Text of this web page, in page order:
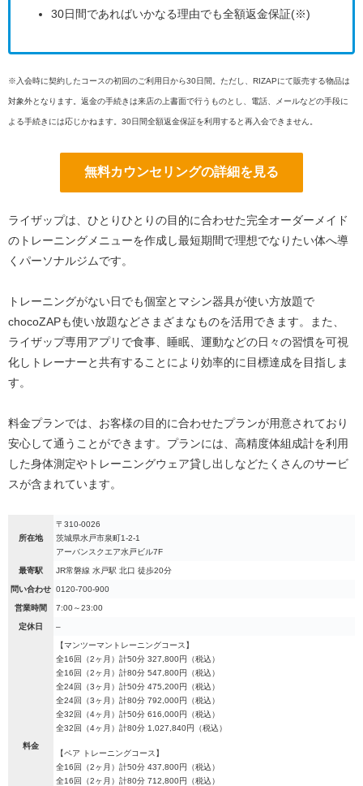
30日間であればいかなる理由でも全額返金保証(※)
※入会時に契約したコースの初回のご利用日から30日間。ただし、RIZAPにて販売する物品は
対象外となります。返金の手続きは来店の上書面で行うものとし、電話、メールなどの手段に
よる手続きには応じかねます。30日間全額返金保証を利用すると再入会できません。
無料カウンセリングの詳細を見る
ライザップは、ひとりひとりの目的に合わせた完全オーダーメイド
のトレーニングメニューを作成し最短期間で理想でなりたい体へ導
くパーソナルジムです。
トレーニングがない日でも個室とマシン器具が使い方放題で
chocoZAPも使い放題などさまざまなものを活用できます。また、
ライザップ専用アプリで食事、睡眠、運動などの日々の習慣を可視
化しトレーナーと共有することにより効率的に目標達成を目指しま
す。
料金プランでは、お客様の目的に合わせたプランが用意されており
安心して通うことができます。プランには、高精度体組成計を利用
した身体測定やトレーニングウェア貸し出しなどたくさんのサービ
スが含まれています。
所在地
〒310-0026
茨城県水戸市泉町1-2-1
アーバンスクエア水戸ビル7F
最寄駅 JR常磐線 水戸駅 北口 徒歩20分
問い合わせ 0120-700-900
営業時間 7:00～23:00
定休日 –
料金
【マンツーマントレーニングコース】
全16回（2ヶ月）計50分 327,800円（税込）
全16回（2ヶ月）計80分 547,800円（税込）
全24回（3ヶ月）計50分 475,200円（税込）
全24回（3ヶ月）計80分 792,000円（税込）
全32回（4ヶ月）計50分 616,000円（税込）
全32回（4ヶ月）計80分 1,027,840円（税込）
【ペア トレーニングコース】
全16回（2ヶ月）計50分 437,800円（税込）
全16回（2ヶ月）計80分 712,800円（税込）